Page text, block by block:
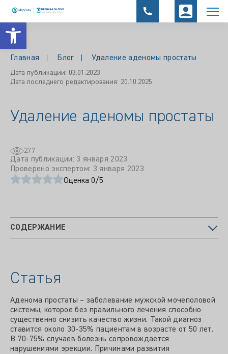
Открыть панель инструментов
Главная Блог Удаление аденомы простаты
Дата публикации: 03.01.2023
Дата последнего редактирования: 20.10.2025
Удаление аденомы простаты
277
Дата публикации: 3 января 2023
Проверено экспертом: 3 января 2023
Оценка 0/5
СОДЕРЖАНИЕ
Статья
Аденома простаты – заболевание мужской мочеполовой
системы, которое без правильного лечения способно
существенно снизить качество жизни. Такой диагноз
ставится около 30-35% пациентам в возрасте от 50 лет.
В 70-75% случаев болезнь сопровождается
нарушениями эрекции. Причинами развития